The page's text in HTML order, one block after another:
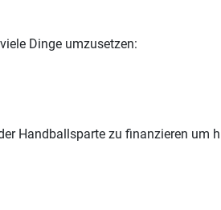
Dinge umzusetzen:
Handballsparte zu finanzieren um